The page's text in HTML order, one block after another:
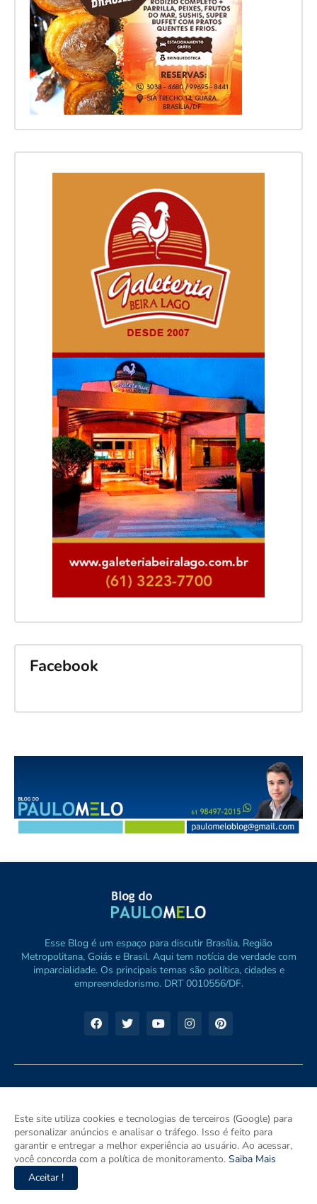
Facebook
Esse Blog é um espaço para discutir Brasília, Região
Metropolitana, Goiás e Brasil. Aqui tem notícia de verdade com
imparcialidade. Os principais temas são política, cidades e
empreendedorismo. DRT 0010556/DF.
Este site utiliza cookies e tecnologias de terceiros (Google) para
personalizar anúncios e analisar o tráfego. Isso é feito para
garantir e entregar a melhor experiência ao usuário. Ao acessar,
você concorda com a política de monitoramento. Saiba Mais
Aceitar !